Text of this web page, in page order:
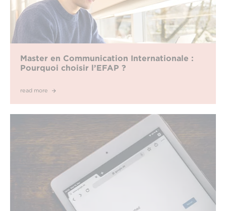
Master en Communication Internationale :
Pourquoi choisir l’EFAP ?
read more